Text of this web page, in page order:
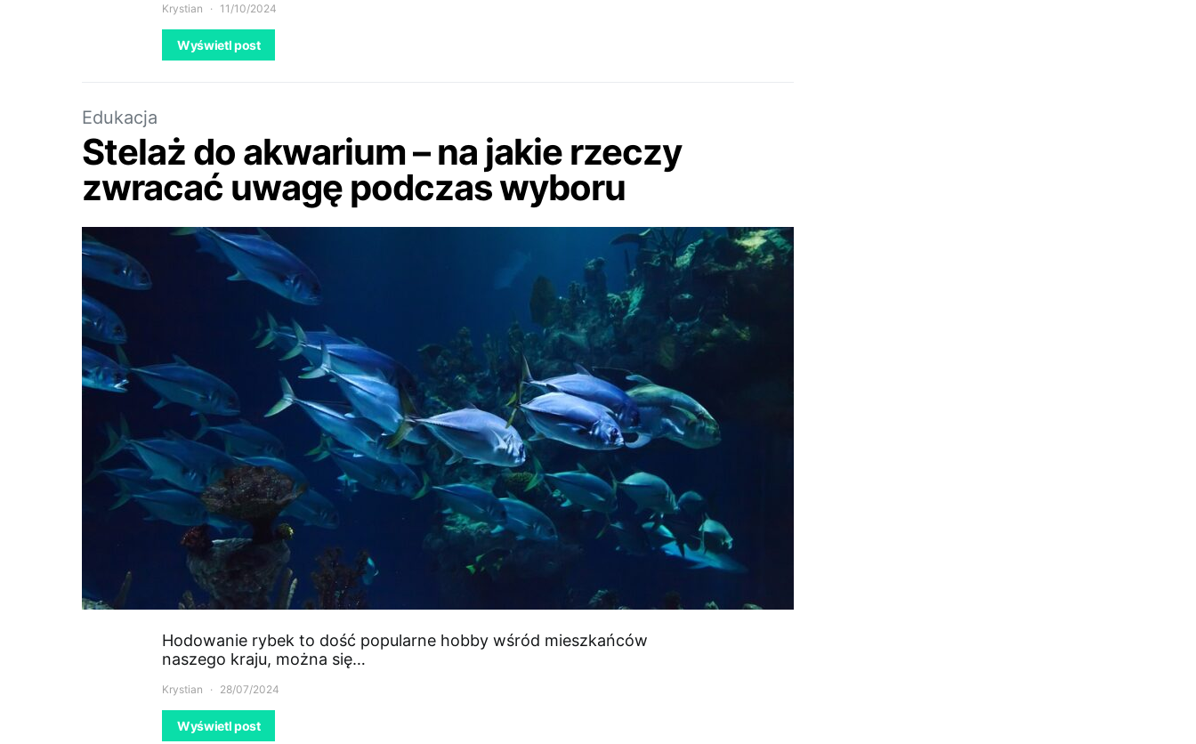
Krystian 11/10/2024
Wyświetl post
Edukacja
Stelaż do akwarium – na jakie rzeczy
zwracać uwagę podczas wyboru
Hodowanie rybek to dość popularne hobby wśród mieszkańców
naszego kraju, można się…
Krystian 28/07/2024
Wyświetl post